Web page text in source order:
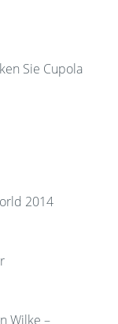
Sie Cupola
2014
Wilke –